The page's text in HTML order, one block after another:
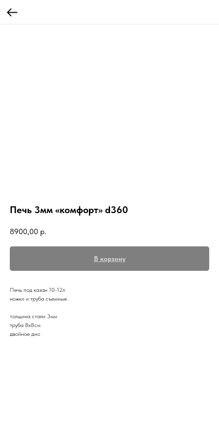
Печь 3мм «комфорт» d360
8900,00 р.
В корзину
Печь под казан 10-12л
ножки и труба съемные
толщина стали 3мм
труба 8х8см
двойное дно